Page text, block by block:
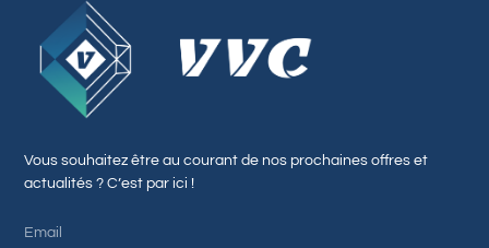
Vous souhaitez être au courant de nos prochaines offres et
actualités ? C’est par ici !